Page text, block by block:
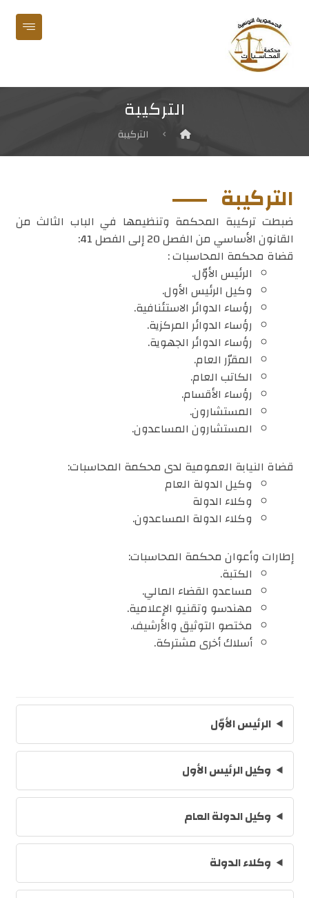
التركيبة
التركيبة
التركيبة
ضبطت تركيبة المحكمة وتنظيمها في الباب الثالث من
القانون الأساسي من الفصل 20 إلى الفصل 41:
قضاة محكمة المحاسبات :
الرئيس الأوّل.
وكيل الرئيس الأول.
رؤساء الدوائر الاستئنافية.
رؤساء الدوائر المركزية.
رؤساء الدوائر الجهوية.
المقرّر العام.
الكاتب العام.
رؤساء الأقسام.
المستشارون.
المستشارون المساعدون.
قضاة النيابة العمومية لدى محكمة المحاسبات:
وكيل الدولة العام
وكلاء الدولة
وكلاء الدولة المساعدون.
إطارات وأعوان محكمة المحاسبات:
الكتبة.
مساعدو القضاء المالي.
مهندسو وتقنيو الإعلامية.
مختصو التوثيق والأرشيف.
أسلاك أخرى مشتركة.
الرئيس الأوّل
وكيل الرئيس الأول
وكيل الدولة العام
وكلاء الدولة